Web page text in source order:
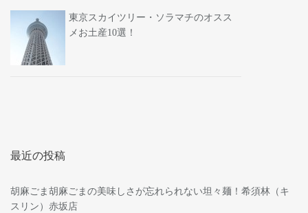
東京スカイツリー・ソラマチのオスス
メお土産10選！
最近の投稿
胡麻ごま胡麻ごまの美味しさが忘れられない坦々麺！希須林（キ
スリン）赤坂店